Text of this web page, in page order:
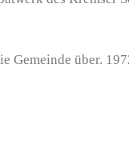
Gemeinde über.